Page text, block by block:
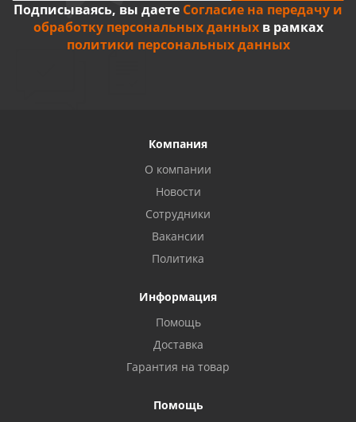
Подписываясь, вы даете Согласие на передачу и
обработку персональных данныхв рамках
политики персональных данных
Компания
О компании
Новости
Сотрудники
Вакансии
Политика
Информация
Помощь
Доставка
Гарантия на товар
Помощь